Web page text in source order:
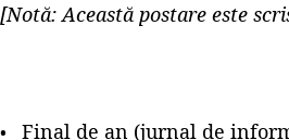
[Notă: Această postare este
Final de an (jurnal de